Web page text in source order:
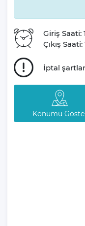
Tatilseverlerin
amaçlayan Villa
özel anın bir parçası
Tatil planlarınızın
bilen firmamız, tatil
eder. Deneyimli
dolu bir tatil deneyimi
Giriş Saati:
Çıkış
İptal
Konumu